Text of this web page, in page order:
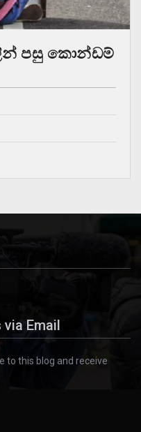
පසු කොන්ඩම්
Email
to this blog and receive